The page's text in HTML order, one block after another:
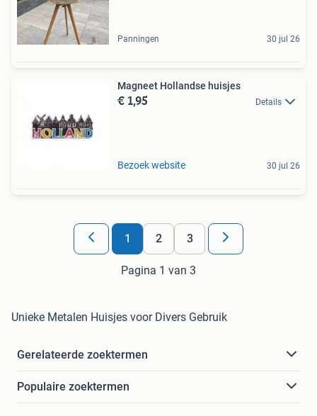
Panningen 30 jul 26
Magneet Hollandse huisjes
€ 1,95 Details
Bezoek website 30 jul 26
1 2 3
Pagina 1 van 3
Unieke Metalen Huisjes voor Divers Gebruik
Gerelateerde zoektermen
Populaire zoektermen